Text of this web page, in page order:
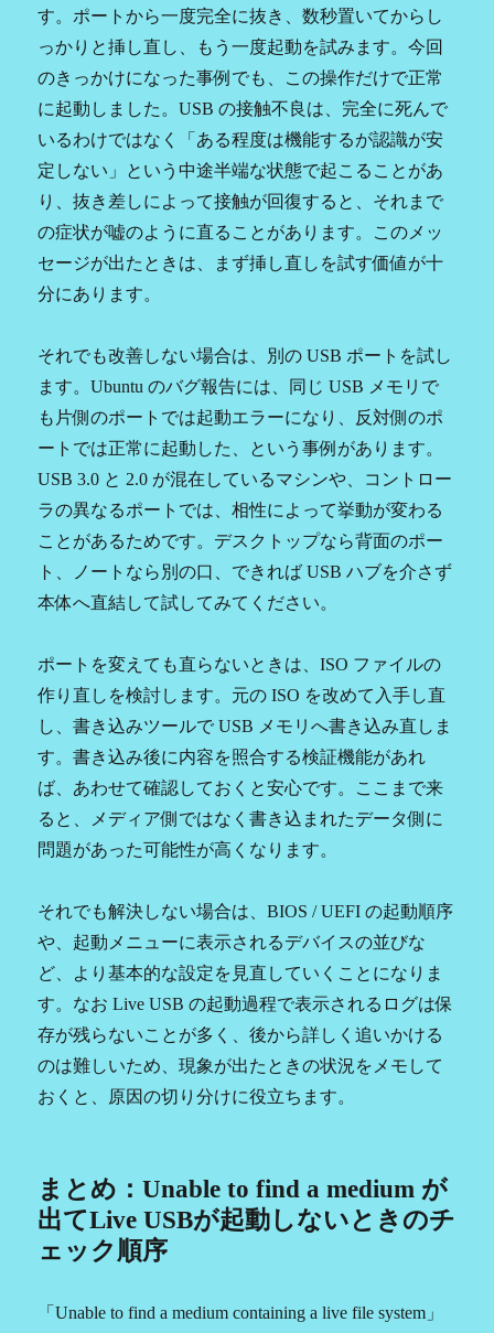
す。ポートから一度完全に抜き、数秒置いてからし
っかりと挿し直し、もう一度起動を試みます。今回
のきっかけになった事例でも、この操作だけで正常
に起動しました。USB の接触不良は、完全に死んで
いるわけではなく「ある程度は機能するが認識が安
定しない」という中途半端な状態で起こることがあ
り、抜き差しによって接触が回復すると、それまで
の症状が嘘のように直ることがあります。このメッ
セージが出たときは、まず挿し直しを試す価値が十
分にあります。
それでも改善しない場合は、別の USB ポートを試し
ます。Ubuntu のバグ報告には、同じ USB メモリで
も片側のポートでは起動エラーになり、反対側のポ
ートでは正常に起動した、という事例があります。
USB 3.0 と 2.0 が混在しているマシンや、コントロー
ラの異なるポートでは、相性によって挙動が変わる
ことがあるためです。デスクトップなら背面のポー
ト、ノートなら別の口、できれば USB ハブを介さず
本体へ直結して試してみてください。
ポートを変えても直らないときは、ISO ファイルの
作り直しを検討します。元の ISO を改めて入手し直
し、書き込みツールで USB メモリへ書き込み直しま
す。書き込み後に内容を照合する検証機能があれ
ば、あわせて確認しておくと安心です。ここまで来
ると、メディア側ではなく書き込まれたデータ側に
問題があった可能性が高くなります。
それでも解決しない場合は、BIOS / UEFI の起動順序
や、起動メニューに表示されるデバイスの並びな
ど、より基本的な設定を見直していくことになりま
す。なお Live USB の起動過程で表示されるログは保
存が残らないことが多く、後から詳しく追いかける
のは難しいため、現象が出たときの状況をメモして
おくと、原因の切り分けに役立ちます。
まとめ：Unable to find a medium が
出てLive USBが起動しないときのチ
ェック順序
「Unable to find a medium containing a live file system」